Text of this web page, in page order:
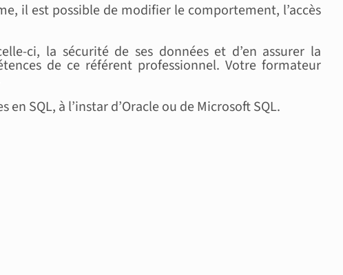
il est possible de modifier le comportement, l’accès
ci, la sécurité de ses données et d’en assurer la
de ce référent professionnel. Votre formateur
SQL, à l’instar d’Oracle ou de Microsoft SQL.